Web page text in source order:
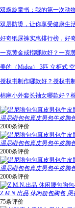
双螺旋童书：我的第一次动
双层防烫，让你享受健康生
好奇纸尿裤实惠排行榜，好
一克黄金戒指哪款好？一克
美的（Midea） 3匹 立柜式
授权书制作哪款好？授权书
棉麻小外套长袖女哪款好？
温尼啦包包真皮男包牛皮胸
2000条评价
温尼啦包包真皮男包牛皮胸
2000条评价
温尼啦包包真皮男包牛皮胸
2000条评价
Z.M.N.出品 休闲腰包胸包-恩
75条评价